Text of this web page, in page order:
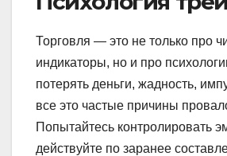
Торговля — это не только про
индикаторы, но и про
потерять деньги, жадность,
все это частые причины
Попытайтесь контролировать
действуйте по заранее